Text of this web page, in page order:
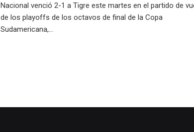
Nacional venció 2-1 a Tigre este martes en el partido de
de los playoffs de los octavos de final de la Copa
Sudamericana,...